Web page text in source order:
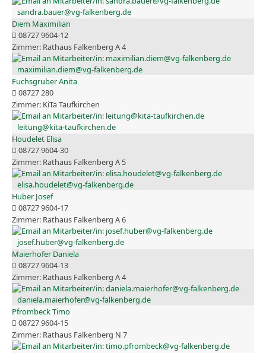
sandra.bauer@vg-falkenberg.de
Diem Maximilian
08727 9604-12
Rathaus Falkenberg A 4
maximilian.diem@vg-falkenberg.de
Fuchsgruber Anita
08727 280
KiTa Taufkirchen
leitung@kita-taufkirchen.de
Houdelet Elisa
08727 9604-30
Rathaus Falkenberg A 5
elisa.houdelet@vg-falkenberg.de
Huber Josef
08727 9604-17
Rathaus Falkenberg A 6
josef.huber@vg-falkenberg.de
Maierhofer Daniela
08727 9604-13
Rathaus Falkenberg A 4
daniela.maierhofer@vg-falkenberg.de
Pfrombeck Timo
08727 9604-15
Rathaus Falkenberg N 7